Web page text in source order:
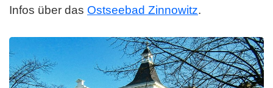
Infos über das Ostseebad Zinnowitz.